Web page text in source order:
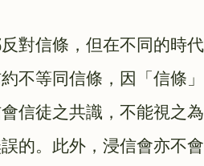
對信條，但在不同的時
不等同信條，因「信條
信徒之共識，不能視之
的。此外，浸信會亦不